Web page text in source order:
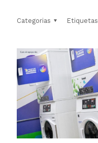
Categorias Etiquetas